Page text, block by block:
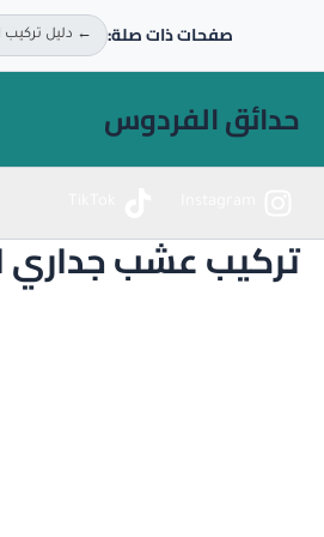
صفحات ذات صلة: ← دليل
المحتوى
حدائق الفردوس
تركيب عشب جداري